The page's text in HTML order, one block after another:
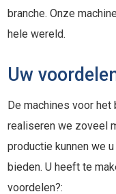
branche. Onze
hele wereld.
Uw
De machines voor het
realiseren we zoveel
productie kunnen we
bieden. U heeft te
voordelen?: